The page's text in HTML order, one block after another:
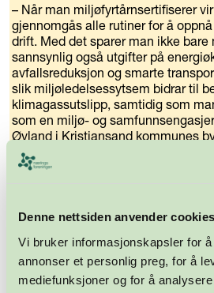
Denne nettsiden anvender cookies
Vi bruker informasjonskapsler for
annonser et personlig preg, for å
mediefunksjoner og for å
– Når man miljøfyrtårnsertifiserer
gjennomgås alle rutiner for å
drift. Med det sparer man ikke
sannsynlig også utgifter på
avfallsreduksjon og smarte
slik miljøledelsessytsem bidrar til
klimagassutslipp, samtidig som
som en miljø- og
Øvland i Kristiansand kommunes
ANNONSE - ARTIKKEL FORTSETTER UNDER